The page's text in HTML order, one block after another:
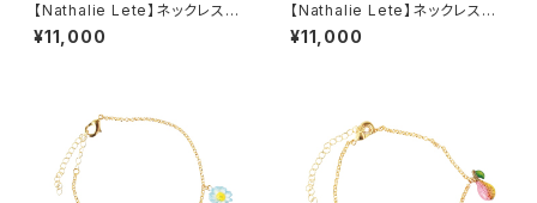
【Nathalie Lete】ネックレス
MAYA
¥11,000
【Nathalie Lete】ネックレス
Black cat
¥11,000